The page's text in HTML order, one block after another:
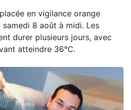
en vigilance orange
8 août à midi. Les
durer plusieurs jours, avec
atteindre 36°C.